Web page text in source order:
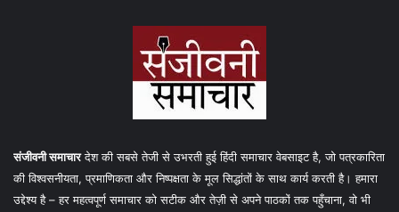
संजीवनी समाचारदेश की सबसे तेजी से उभरती हुई हिंदी समाचार वेबसाइट है, जो पत्रकारिता
की विश्वसनीयता, प्रमाणिकता और निष्पक्षता के मूल सिद्धांतों के साथ कार्य करती है। हमारा
उद्देश्य है – हर महत्वपूर्ण समाचार को सटीक और तेज़ी से अपने पाठकों तक पहुँचाना, वो भी